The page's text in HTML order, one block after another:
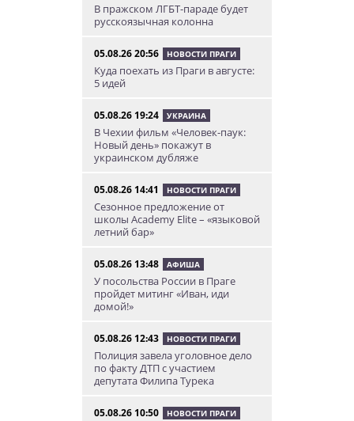
В пражском ЛГБТ-параде будет
русскоязычная колонна
05.08.26 20:56 НОВОСТИ ПРАГИ
Куда поехать из Праги в августе:
5 идей
05.08.26 19:24 УКРАИНА
В Чехии фильм «Человек-паук:
Новый день» покажут в
украинском дубляже
05.08.26 14:41 НОВОСТИ ПРАГИ
Сезонное предложение от
школы Academy Elite – «языковой
летний бар»
05.08.26 13:48 АФИША
У посольства России в Праге
пройдет митинг «Иван, иди
домой!»
05.08.26 12:43 НОВОСТИ ПРАГИ
Полиция завела уголовное дело
по факту ДТП с участием
депутата Филипа Турека
05.08.26 10:50 НОВОСТИ ПРАГИ